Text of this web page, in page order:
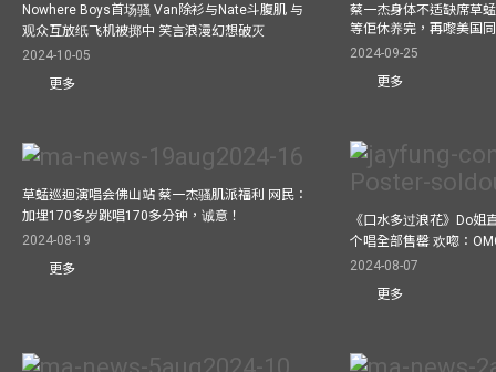
Nowhere Boys首场骚 Van除衫与Nate斗腹肌 与
观众互放纸飞机被掷中 笑言浪漫幻想破灭
2024-10-05
更多
蔡一杰身体不适缺席草
等佢休养完，再嚟美国
2024-09-25
更多
草蜢巡迴演唱会佛山站 蔡一杰骚肌派福利 网民：
加埋170多岁跳唱170多分钟，诚意！
2024-08-19
更多
《口水多过浪花》Do姐
个唱全部售罄 欢唿：
2024-08-07
更多